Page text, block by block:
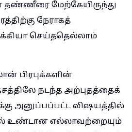
மேற்கேயிருந்து
நேராகத்
செய்ததெல்லாம்
பிரபுக்களின்
நடந்த அற்புதத்தைக்
அனுப்பப்பட்ட விஷயத்தில்
உண்டான எல்லாவற்றையும்